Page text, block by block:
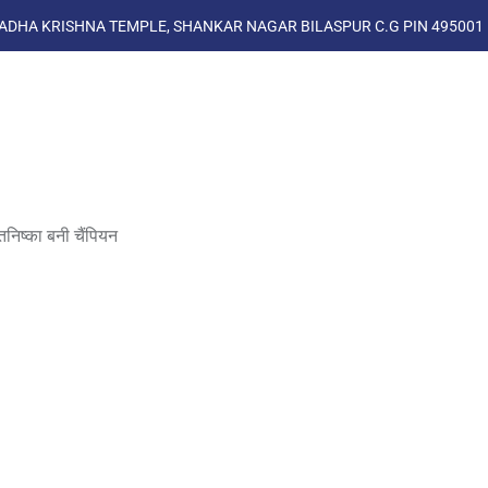
KRISHNA TEMPLE, SHANKAR NAGAR BILASPUR C.G PIN
बनी चैंपियन